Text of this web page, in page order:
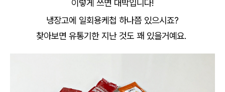
이렇게 쓰면 대박입니다!
냉장고에 일회용케첩 하나쯤 있으시죠?
찾아보면 유통기한 지난 것도 꽤 있을거예요.